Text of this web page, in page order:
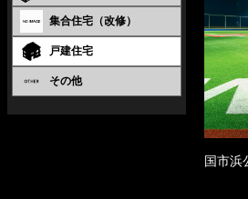
集合住宅（改修）
戸建住宅
その他
国市浜